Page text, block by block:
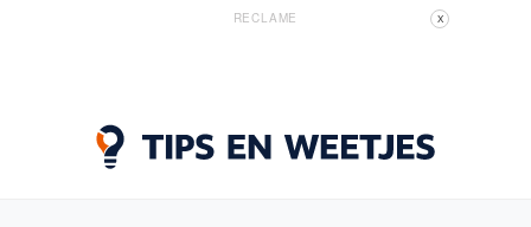
RECLAME X